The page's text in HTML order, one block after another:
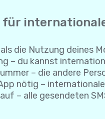
für
die Nutzung deines
– du kannst
– die andere
nötig –
– alle gesendeten